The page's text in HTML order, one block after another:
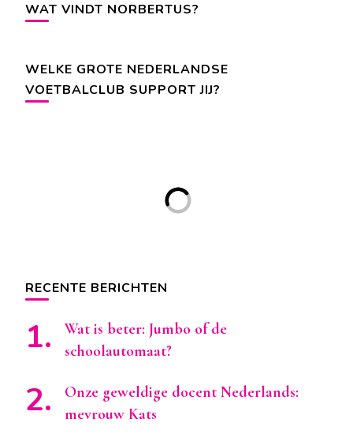
WAT VINDT NORBERTUS?
WELKE GROTE NEDERLANDSE
VOETBALCLUB SUPPORT JIJ?
RECENTE BERICHTEN
Wat is beter: Jumbo of de
schoolautomaat?
Onze geweldige docent Nederlands:
mevrouw Kats